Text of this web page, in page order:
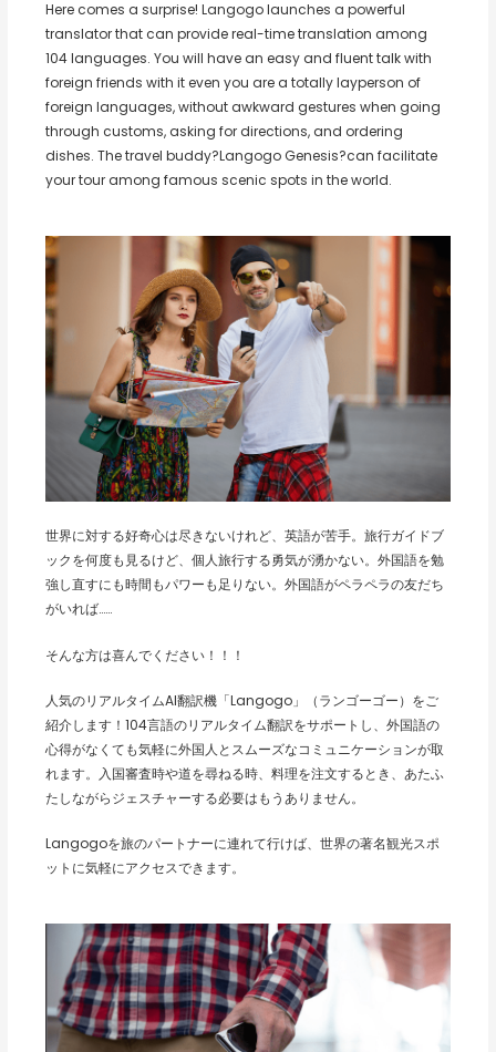
Here comes a surprise! Langogo launches a powerful
translator that can provide real-time translation among
104 languages. You will have an easy and fluent talk with
foreign friends with it even you are a totally layperson of
foreign languages, without awkward gestures when going
through customs, asking for directions, and ordering
dishes. The travel buddy?Langogo Genesis?can facilitate
your tour among famous scenic spots in the world.
世界に対する好奇心は尽きないけれど、英語が苦手。旅行ガイドブ
ックを何度も見るけど、個人旅行する勇気が湧かない。外国語を勉
強し直すにも時間もパワーも足りない。外国語がペラペラの友だち
がいれば……
そんな方は喜んでください！！！
人気のリアルタイムAI翻訳機「Langogo」（ランゴーゴー）をご
紹介します！104言語のリアルタイム翻訳をサポートし、外国語の
心得がなくても気軽に外国人とスムーズなコミュニケーションが取
れます。入国審査時や道を尋ねる時、料理を注文するとき、あたふ
たしながらジェスチャーする必要はもうありません。
Langogoを旅のパートナーに連れて行けば、世界の著名観光スポ
ットに気軽にアクセスできます。